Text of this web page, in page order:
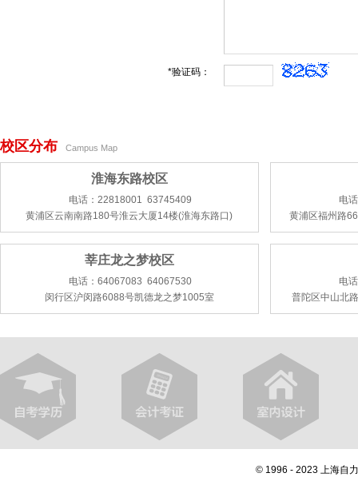
*验证码：
校区分布 Campus Map
淮海东路校区
电话：22818001 63745409
黄浦区云南南路180号淮云大厦14楼(淮海东路口)
电
黄浦区福州路
莘庄龙之梦校区
电话：64067083 64067530
闵行区沪闵路6088号凯德龙之梦1005室
电
普陀区中山北
© 1996 - 2023 上海自